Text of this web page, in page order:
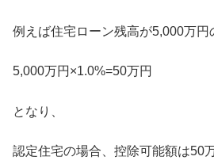
例えば住宅ローン残高が5,000万円
5,000万円×1.0%=50万円
となり、
認定住宅の場合、控除可能額は50